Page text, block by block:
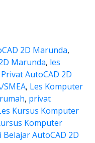
2D Marunda,
Marunda, les
AutoCAD 2D
SMEA, Les Komputer
, privat
Kursus Komputer
Komputer
Belajar AutoCAD 2D